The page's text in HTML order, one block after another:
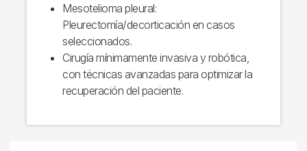
Mesotelioma pleural:
Pleurectomía/decorticación en casos
seleccionados.
Cirugía mínimamente invasiva y robótica,
con técnicas avanzadas para optimizar la
recuperación del paciente.